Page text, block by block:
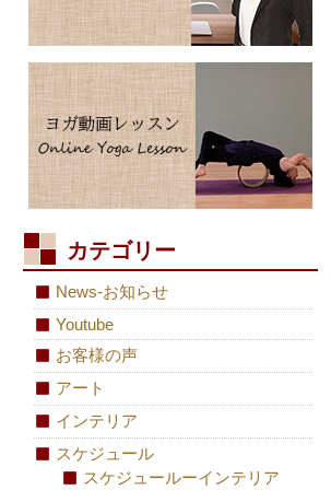
カテゴリー
News-お知らせ
Youtube
お客様の声
アート
インテリア
スケジュール
スケジュールーインテリア